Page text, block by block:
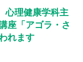
理健康学科主
座「アゴラ・さ
れます